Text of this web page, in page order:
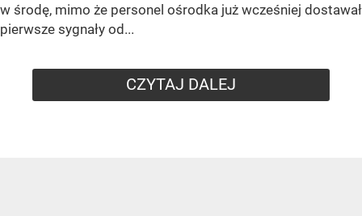
w środę, mimo że personel ośrodka już wcześniej dostawał
pierwsze sygnały od...
CZYTAJ DALEJ